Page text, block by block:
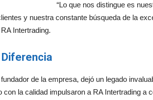
“Lo que nos distingue es
y nuestra constante búsqueda de la
Intertrading.
de la empresa, dejó un legado
la calidad impulsaron a RA Intertrading a